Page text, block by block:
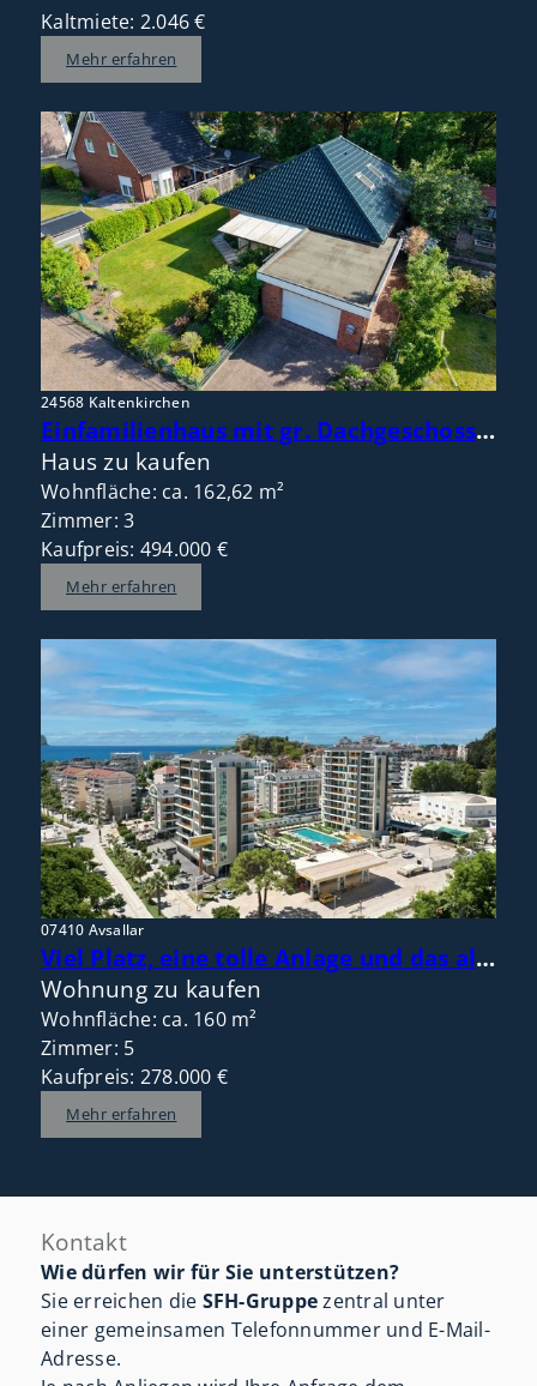
Kaltmiete: 2.046 €
Mehr erfahren
24568 Kaltenkirchen
Einfamilienhaus mit gr. Dachgeschoss – flexible Raumaufteilung mit Potenzial für 4 bis 5 Zimmer
Haus zu kaufen
Wohnfläche: ca. 162,62 m²
Zimmer: 3
Kaufpreis: 494.000 €
Mehr erfahren
07410 Avsallar
Viel Platz, eine tolle Anlage und das alles zentral im Ort und nah am Meer!
Wohnung zu kaufen
Wohnfläche: ca. 160 m²
Zimmer: 5
Kaufpreis: 278.000 €
Mehr erfahren
Kontakt
Wie dürfen wir für Sie unterstützen?
Sie erreichen die SFH-Gruppezentral unter
einer gemeinsamen Telefonnummer und E-Mail-
Adresse.